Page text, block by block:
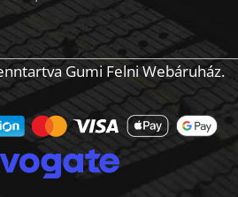
Gumi Felni Webáruház.